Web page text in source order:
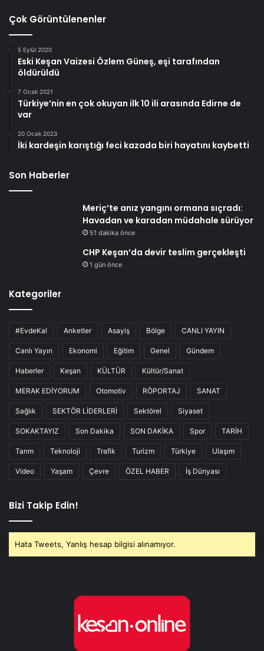
Çok Görüntülenenler
5 Eylül 2020
Eski Keşan Vaizesi Özlem Güneş, eşi tarafından
öldürüldü
7 Ocak 2021
Türkiye’nin en çok okuyan ilk 10 ili arasında Edirne de
var
20 Ocak 2023
İki kardeşin karıştığı feci kazada biri hayatını kaybetti
Son Haberler
Meriç’te anız yangını ormana sıçradı:
Havadan ve karadan müdahale sürüyor
51 dakika önce
CHP Keşan’da devir teslim gerçekleşti
1 gün önce
Kategoriler
#EvdeKal Anketler Asayiş Bölge CANLI YAYIN
Canlı Yayın Ekonomi Eğitim Genel Gündem
Haberler Keşan KÜLTÜR Kültür/Sanat
MERAK EDİYORUM Otomotiv RÖPORTAJ SANAT
Sağlık SEKTÖR LİDERLERİ Sektörel Siyaset
SOKAKTAYIZ Son Dakika SON DAKİKA Spor TARİH
Tarım Teknoloji Trafik Turizm Türkiye Ulaşım
Video Yaşam Çevre ÖZEL HABER İş Dünyası
Bizi Takip Edin!
Hata Tweets, Yanlış hesap bilgisi alınamıyor.